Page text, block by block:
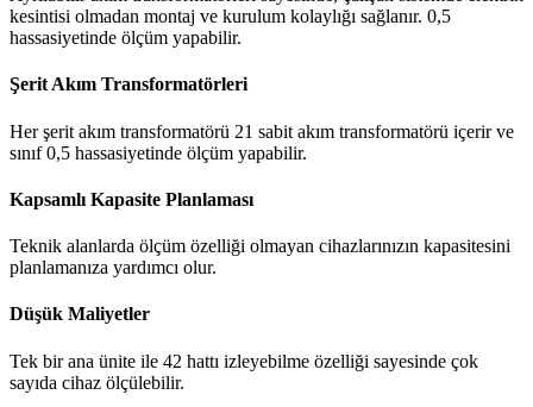
kesintisi olmadan montaj ve kurulum kolaylığı sağlanır. 0,5
hassasiyetinde ölçüm yapabilir.
Şerit Akım Transformatörleri
Her şerit akım transformatörü 21 sabit akım transformatörü içerir ve
sınıf 0,5 hassasiyetinde ölçüm yapabilir.
Kapsamlı Kapasite Planlaması
Teknik alanlarda ölçüm özelliği olmayan cihazlarınızın kapasitesini
planlamanıza yardımcı olur.
Düşük Maliyetler
Tek bir ana ünite ile 42 hattı izleyebilme özelliği sayesinde çok
sayıda cihaz ölçülebilir.